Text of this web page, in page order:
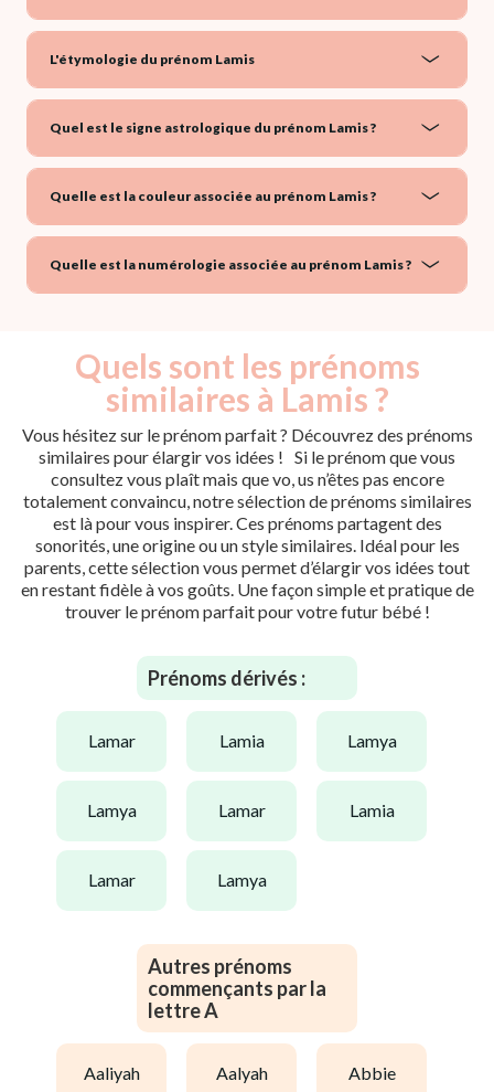
L'étymologie du prénom Lamis
Quel est le signe astrologique du prénom Lamis ?
Quelle est la couleur associée au prénom Lamis ?
Quelle est la numérologie associée au prénom Lamis ?
Quels sont les prénoms
similaires à Lamis ?
Vous hésitez sur le prénom parfait ? Découvrez des prénoms
similaires pour élargir vos idées ! Si le prénom que vous
consultez vous plaît mais que vo, us n’êtes pas encore
totalement convaincu, notre sélection de prénoms similaires
est là pour vous inspirer. Ces prénoms partagent des
sonorités, une origine ou un style similaires. Idéal pour les
parents, cette sélection vous permet d’élargir vos idées tout
en restant fidèle à vos goûts. Une façon simple et pratique de
trouver le prénom parfait pour votre futur bébé !
Prénoms dérivés :
lamar lamia lamya
lamya lamar lamia
lamar lamya
Autres prénoms
commençants par la
lettre A
aaliyah aalyah abbie